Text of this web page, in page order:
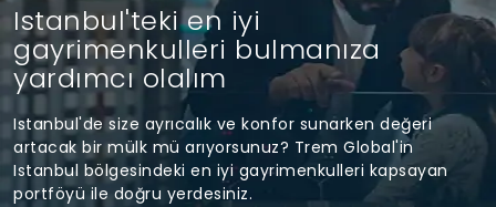
Istanbul'teki en iyi
gayrimenkulleri bulmanıza
yardımcı olalım
Istanbul'de size ayrıcalık ve konfor sunarken değeri
artacak bir mülk mü arıyorsunuz? Trem Global'in
Istanbul bölgesindeki en iyi gayrimenkulleri kapsayan
portföyü ile doğru yerdesiniz.